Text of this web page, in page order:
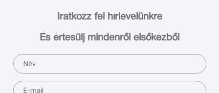
Iratkozz fel hírlevelünkre
És értesülj mindenről elsőkézből